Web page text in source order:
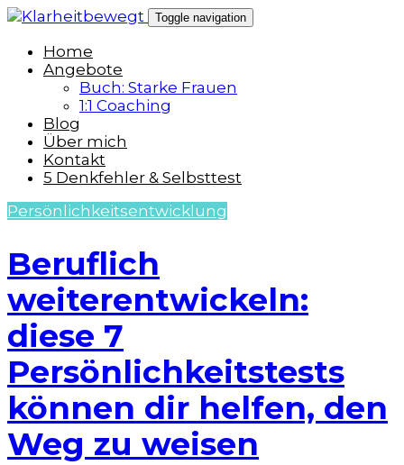
Skip
content
Toggle navigation
Home
Angebote
Buch: Starke Frauen
1:1 Coaching
Blog
Über mich
Kontakt
5 Denkfehler & Selbsttest
Persönlichkeitsentwicklung
Beruflich
weiterentwickeln:
diese 7
Persönlichkeitstests
können dir helfen, den
Weg zu weisen